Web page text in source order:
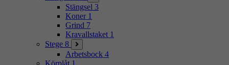
Stängsel 3
Koner 1
Grind 7
Kravallstaket 1
Stege 8
Arbetsbock 4
Körplåt 1